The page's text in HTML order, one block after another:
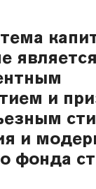
является
и
и
фонда